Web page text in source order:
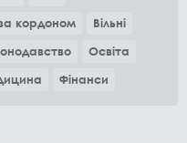
кордоном
Вільні
Освіта
Фінанси